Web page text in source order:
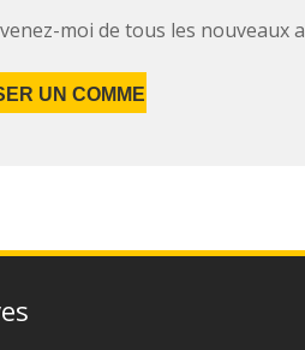
moi de tous les nouveaux